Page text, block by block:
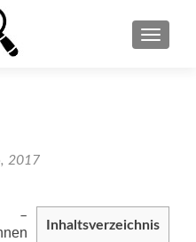
2017
Inhaltsverzeichnis